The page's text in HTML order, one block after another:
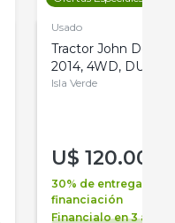
Usado
Tractor John Deere
2014, 4WD, DUAL
Isla Verde
U$ 120.000
30% de entrega +
financiación
Financialo en 3 años